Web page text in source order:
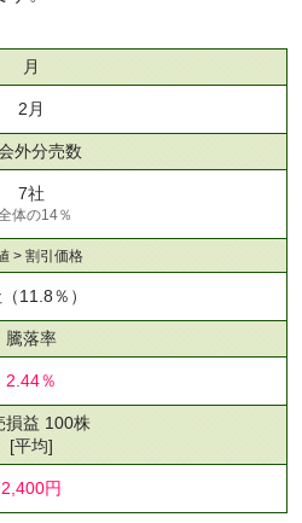
月
2月
外分売数
7社
体の14％
> 割引価格
（11.8％）
騰落率
2.44％
損益 100株
[平均]
2,400円